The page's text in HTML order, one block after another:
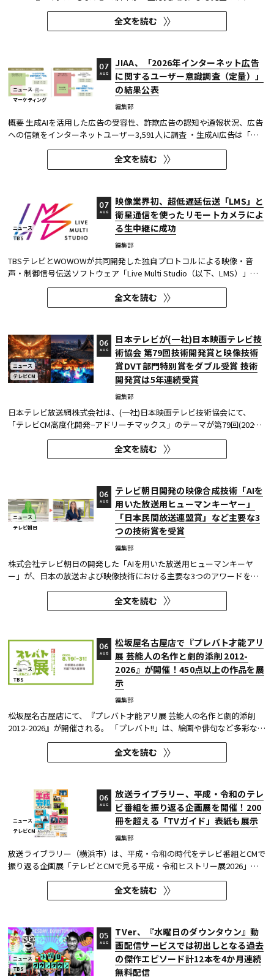
ル作品で、蒼井優が18年ぶりに地上波連続ドラマの主演を務めた『Tシ
ャツが乾くまで』が第1位に輝いた。 また今回、Netflixの『ガス人間』
が3位にランクイン。春クールの『九条の大罪』に続き、2クール...
全文を読む
ニュース
マーケティング
JIAA、「2026年インターネット広告
に関するユーザー意識調査（定量）」
の結果公表
編集部
07
AUG
概要 生成AIを活用した広告の受容性、詐欺広告の認知や通報状況、広告
への信頼をインターネットユーザー3,591人に調査 ・生成AI広告は「条
件が整えば活用してよい」が52.0%。AI活用の明示や権利処理など、透
明性への配慮が受容の前提になる。 ・詐欺広告は各タイプとも70％の認
知があり、過去1年以内の接触経験は10～20％台。一方、通報経...
全文を読む
ニュース
TBS
映像業界初、超低遅延伝送「LMS」と
衛星通信を使ったリモートカメラによ
る生中継に成功
編集部
07
AUG
TBSテレビとWOWOWが共同開発した独自プロトコルによる映像・音
声・制御信号伝送ソフトウェア「Live Multi Studio（以下、LMS）」
が、JCOM株式会社（以下、J:COM）の生中継の特別番組に採用され
た。2026年6月16日にJ:COMが放送した『北海道神宮例祭 神輿渡御』に
おいて、J:COMチャンネル（※1）、地域情報アプリ「ど・ろーかる」
全文を読む
ニュース
テレビCM
日本テレビが(一社)日本映画テレビ技
術協会 第79回技術開発賞と映像技術
賞DVT部門特別賞をダブル受賞 技術
開発賞は5年連続受賞
編集部
06
AUG
日本テレビ放送網株式会社は、(一社)日本映画テレビ技術協会にて、
「テレビCM高度化開発−アドリーチマックス」のテーマが第79回(2025
年度)技術開発賞を、「TOKYO巫女忍者」が映像技術賞 DVT(デジタルビ
ジュアル技術)部門 特別賞を受賞したことを発表した。技術開発賞部門
では、昨年に続き5年連続の受賞となる。 この賞は毎年、放送に関連
全文を読む
ニュース
テレビ朝日
テレビ朝日開発の映像合成技術「AIを
用いた放送用ヒューマンキーヤー」
「日本民間放送連盟賞」など主要な3
つの技術賞を受賞
編集部
06
AUG
株式会社テレビ朝日の開発した「AIを用いた放送用ヒューマンキーヤ
ー」が、日本の放送および映像技術における主要な3つのアワードを受
賞した。 本開発は、人物像認識AIと最新のXR技術を組み合わせたシステ
ムであり、その革新性と実用性が業界内で高い評価を獲得している。
【受賞アワード一覧】 ●2025年 日本民間放送連盟賞 技術部門優...
全文を読む
ニュース
TBS
松坂屋名古屋店で『プレバト才能アリ
展 芸能人の名作と劇的添削 2012-
2026』が開催！450点以上の作品を展
示
編集部
06
AUG
松坂屋名古屋店にて、『プレバト才能アリ展 芸能人の名作と劇的添削
2012-2026』が開催される。 「プレバト!!」は、絵画や俳句など多彩な芸
術ジャンルに芸能人が挑戦し、その作品を超一流の講師陣が才能アリ/ナ
シで厳しく査定する教養バラエティー番組だ。 本展では、定番ジャンル
の俳句・水彩画から、大漁旗や黒板アートといった巨大作品...
全文を読む
ニュース
テレビCM
放送ライブラリー、平成・令和のテレ
ビ番組を振り返る企画展を開催！200
冊を超える「TVガイド」表紙も展示
編集部
06
AUG
放送ライブラリー（横浜市）は、平成・令和の時代をテレビ番組とCMで
振り返る企画展「テレビとCMで見る平成・令和ヒストリー展2026」を8
月7日～9月27日に開催する。
全文を読む
ニュース
TBS
TVer、『水曜日のダウンタウン』動
画配信サービスでは初出しとなる過去
の傑作エピソード計12本を4か月連続
無料配信
05
AUG